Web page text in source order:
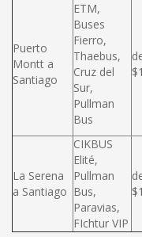
Puerto
Montt a
Santiago
ETM,
Buses
Fierro,
Thaebus,
Cruz del
Sur,
Pullman
Bus
La Serena
a Santiago
CIKBUS
Elité,
Pullman
Bus,
Paravias,
FIchtur VIP